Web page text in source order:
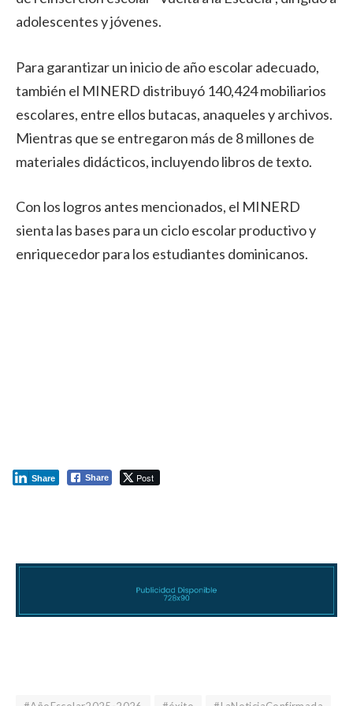
adolescentes y jóvenes.
Para garantizar un inicio de año escolar adecuado,
también el MINERD distribuyó 140,424 mobiliarios
escolares, entre ellos butacas, anaqueles y archivos.
Mientras que se entregaron más de 8 millones de
materiales didácticos, incluyendo libros de texto.
Con los logros antes mencionados, el MINERD
sienta las bases para un ciclo escolar productivo y
enriquecedor para los estudiantes dominicanos.
Share Post
Share